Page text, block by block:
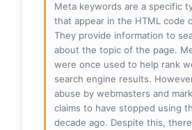
Meta keywords are a specific
that appear in the HTML code
They provide information to
about the topic of the page.
were once used to help rank
search engine results.
abuse by webmasters and
claims to have stopped using
decade ago. Despite this,